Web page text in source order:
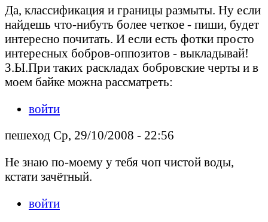
Да, классификация и границы размыты. Ну если
найдешь что-нибуть более четкое - пиши, будет
интересно почитать. И если есть фотки просто
интересных бобров-оппозитов - выкладывай!
З.Ы.При таких раскладах бобровские черты и в
моем байке можна рассматреть:
войти
пешеход Ср, 29/10/2008 - 22:56
Не знаю по-моему у тебя чоп чистой воды,
кстати зачётный.
войти